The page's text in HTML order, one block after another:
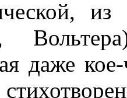
даже